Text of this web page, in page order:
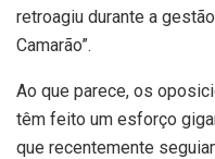
retroagiu durante a
Camarão”.
Ao que parece, os
têm feito um esforço
que recentemente